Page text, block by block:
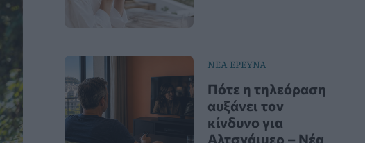
ΝΕΑ ΕΡΕΥΝΑ
Πότε η τηλεόραση
αυξάνει τον
κίνδυνο για
Αλτσχάιμερ – Νέα